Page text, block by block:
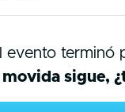
evento terminó
movida sigue,